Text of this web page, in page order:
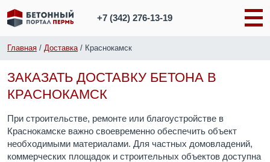
+7 (342)276-13-19
Главная / Доставка/ Краснокамск
ЗАКАЗАТЬ ДОСТАВКУ БЕТОНА В
КРАСНОКАМСК
При строительстве, ремонте или благоустройстве в
Краснокамске важно своевременно обеспечить объект
необходимыми материалами. Для частных домовладений,
коммерческих площадок и строительных объектов доступна